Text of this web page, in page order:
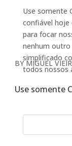
Use somente
BYMIGUEL
Use somente
confiável hoje
para focar
nenhum
simplificado
todos nossos